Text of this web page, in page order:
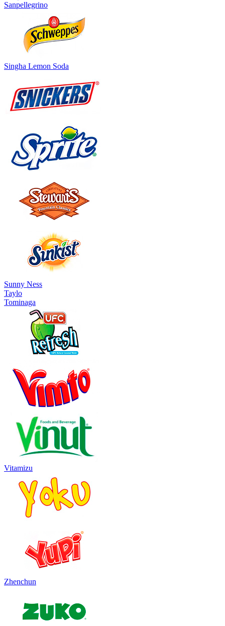
Sanpellegrino
Singha Lemon Soda
Sunny Ness
Taylo
Tominaga
Vitamizu
Zhenchun